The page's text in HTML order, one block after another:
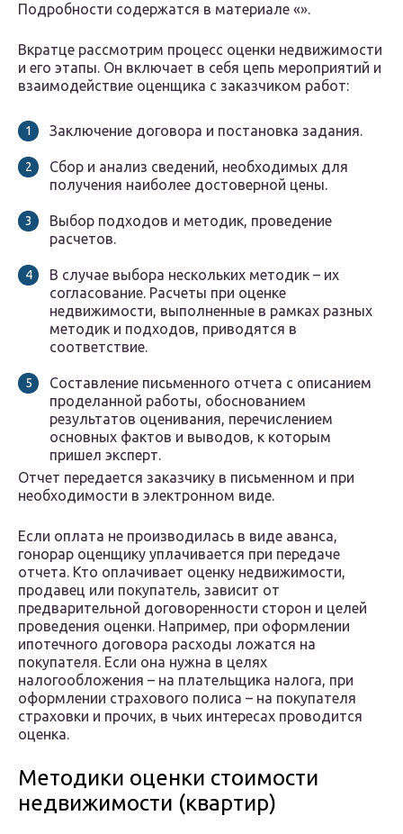
Подробности содержатся в материале «».
Вкратце рассмотрим процесс оценки недвижимости
и его этапы. Он включает в себя цепь мероприятий и
взаимодействие оценщика с заказчиком работ:
Заключение договора и постановка задания.
Сбор и анализ сведений, необходимых для
получения наиболее достоверной цены.
Выбор подходов и методик, проведение
расчетов.
В случае выбора нескольких методик – их
согласование. Расчеты при оценке
недвижимости, выполненные в рамках разных
методик и подходов, приводятся в
соответствие.
Составление письменного отчета с описанием
проделанной работы, обоснованием
результатов оценивания, перечислением
основных фактов и выводов, к которым
пришел эксперт.
Отчет передается заказчику в письменном и при
необходимости в электронном виде.
Если оплата не производилась в виде аванса,
гонорар оценщику уплачивается при передаче
отчета. Кто оплачивает оценку недвижимости,
продавец или покупатель, зависит от
предварительной договоренности сторон и целей
проведения оценки. Например, при оформлении
ипотечного договора расходы ложатся на
покупателя. Если она нужна в целях
налогообложения – на плательщика налога, при
оформлении страхового полиса – на покупателя
страховки и прочих, в чьих интересах проводится
оценка.
Методики оценки стоимости
недвижимости (квартир)